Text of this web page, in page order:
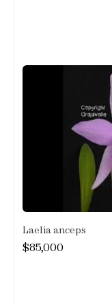
Laelia anceps
$85,000